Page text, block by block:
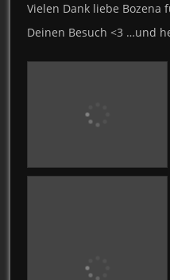
Vielen Dank liebe Bozena
Deinen Besuch <3 …und